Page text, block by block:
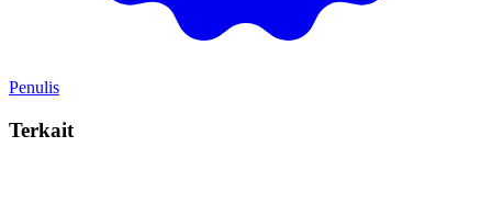
Penulis
Terkait